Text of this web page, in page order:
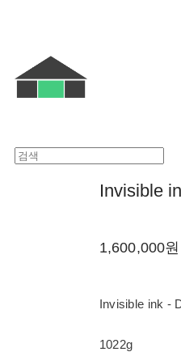
Invisible
1,600,000원
Invisible ink -
1022g